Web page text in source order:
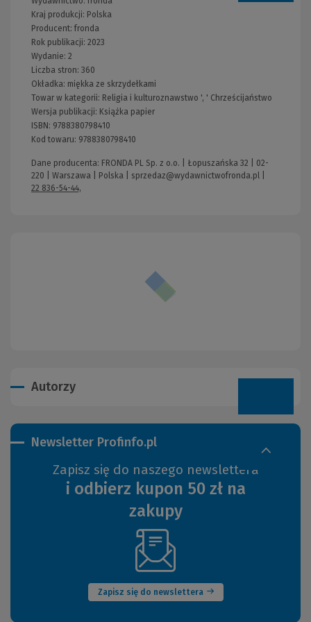
Kraj produkcji: Polska
Producent:fronda
Rok publikacji: 2023
Wydanie: 2
Liczba stron: 360
Okładka: miękka ze skrzydełkami
Towar w kategorii: Religia i kulturoznawstwo ', ' Chrześcijaństwo
Wersja publikacji: Książka papier
ISBN: 9788380798410
Kod towaru: 9788380798410
Dane producenta: FRONDA PL Sp. z o.o. | Łopuszańska 32 | 02-
220 | Warszawa | Polska | sprzedaz@wydawnictwofronda.pl
22 836-54-44,
Autorzy
Newsletter Profinfo.pl
Zapisz się do naszego newslettera
i odbierz kupon 50 zł na
zakupy
Zapisz się do newslettera
(Nowe
okno)